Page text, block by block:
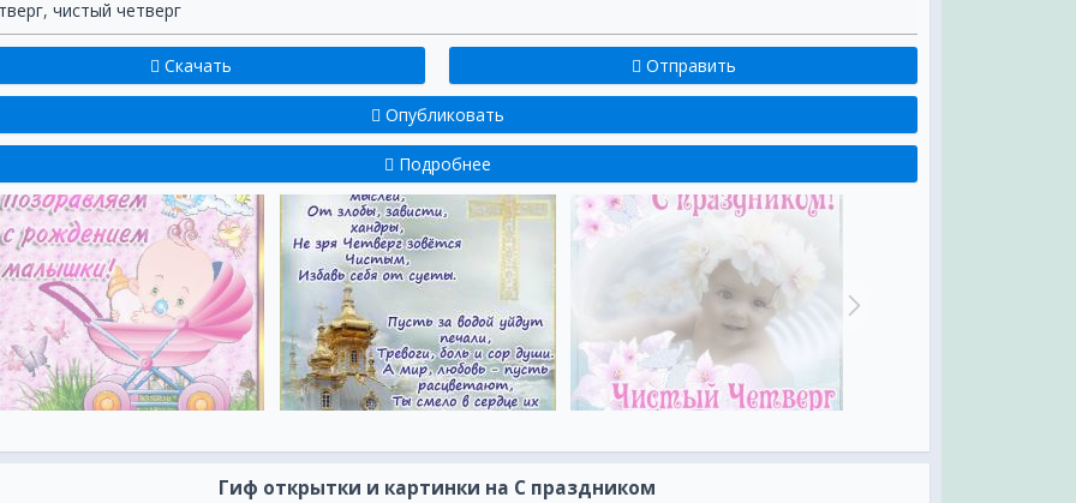
, чистый четверг
Скачать Отправить
Опубликовать
Подробнее
Гиф открытки и картинки на С праздником